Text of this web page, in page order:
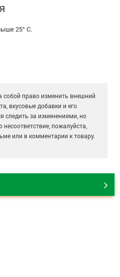
25° С.
собой право изменить внешний
вкусовые добавки и его
следить за изменениями, но
пожалуйста,
или в комментарии к товару.